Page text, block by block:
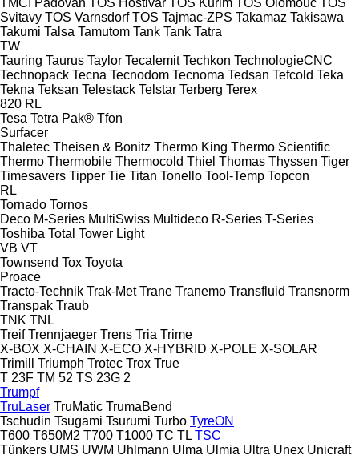
Svitavy TOS Varnsdorf TOS Tajmac-ZPS Takamaz Takisawa
Takumi Talsa Tamutom Tank Tank Tatra
TW
Tauring Taurus Taylor Tecalemit Techkon TechnologieCNC
Technopack Tecna Tecnodom Tecnoma Tedsan Tefcold Teka
Tekna Teksan Telestack Telstar Terberg Terex
820 RL
Tesa Tetra Pak® Tfon
Surfacer
Thaletec Theisen & Bonitz Thermo King Thermo Scientific
Thermo Thermobile Thermocold Thiel Thomas Thyssen Tiger
Timesavers Tipper Tie Titan Tonello Tool-Temp Topcon
RL
Tornado Tornos
Deco M-Series MultiSwiss Multideco R-Series T-Series
Toshiba Total Tower Light
VB VT
Townsend Tox Toyota
Proace
Tracto-Technik Trak-Met Trane Tranemo Transfluid Transnorm
Transpak Traub
TNK TNL
Treif Trennjaeger Trens Tria Trime
X-BOX X-CHAIN X-ECO X-HYBRID X-POLE X-SOLAR
Trimill
Triumph Trotec Trox True
T 23F TM 52 TS 23G 2
Trumpf
TruLaser TruMatic TrumaBend
Tschudin Tsugami Tsurumi Turbo TyreON
T600 T650M2 T700 T1000 TC TL TSC
Tünkers UMS UWM Uhlmann Ulma Ulmia Ultra Unex Unicraft